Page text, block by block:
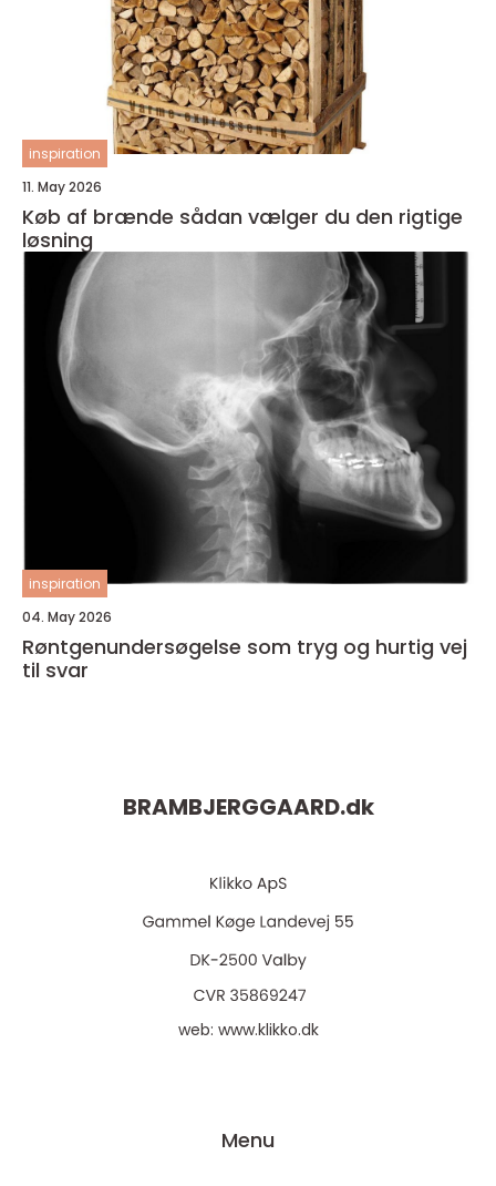
inspiration
11. May 2026
Køb af brænde sådan vælger du den rigtige
løsning
inspiration
04. May 2026
Røntgenundersøgelse som tryg og hurtig vej
til svar
BRAMBJERGGAARD.dk
web: www.klikko.dk
Menu